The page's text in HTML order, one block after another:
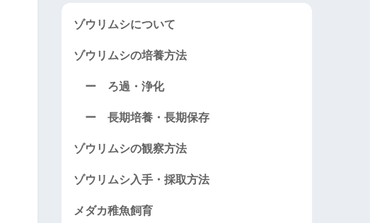
ゾウリムシについて
ゾウリムシの培養方法
ー ろ過・浄化
ー 長期培養・長期保存
ゾウリムシの観察方法
ゾウリムシ入手・採取方法
メダカ稚魚飼育